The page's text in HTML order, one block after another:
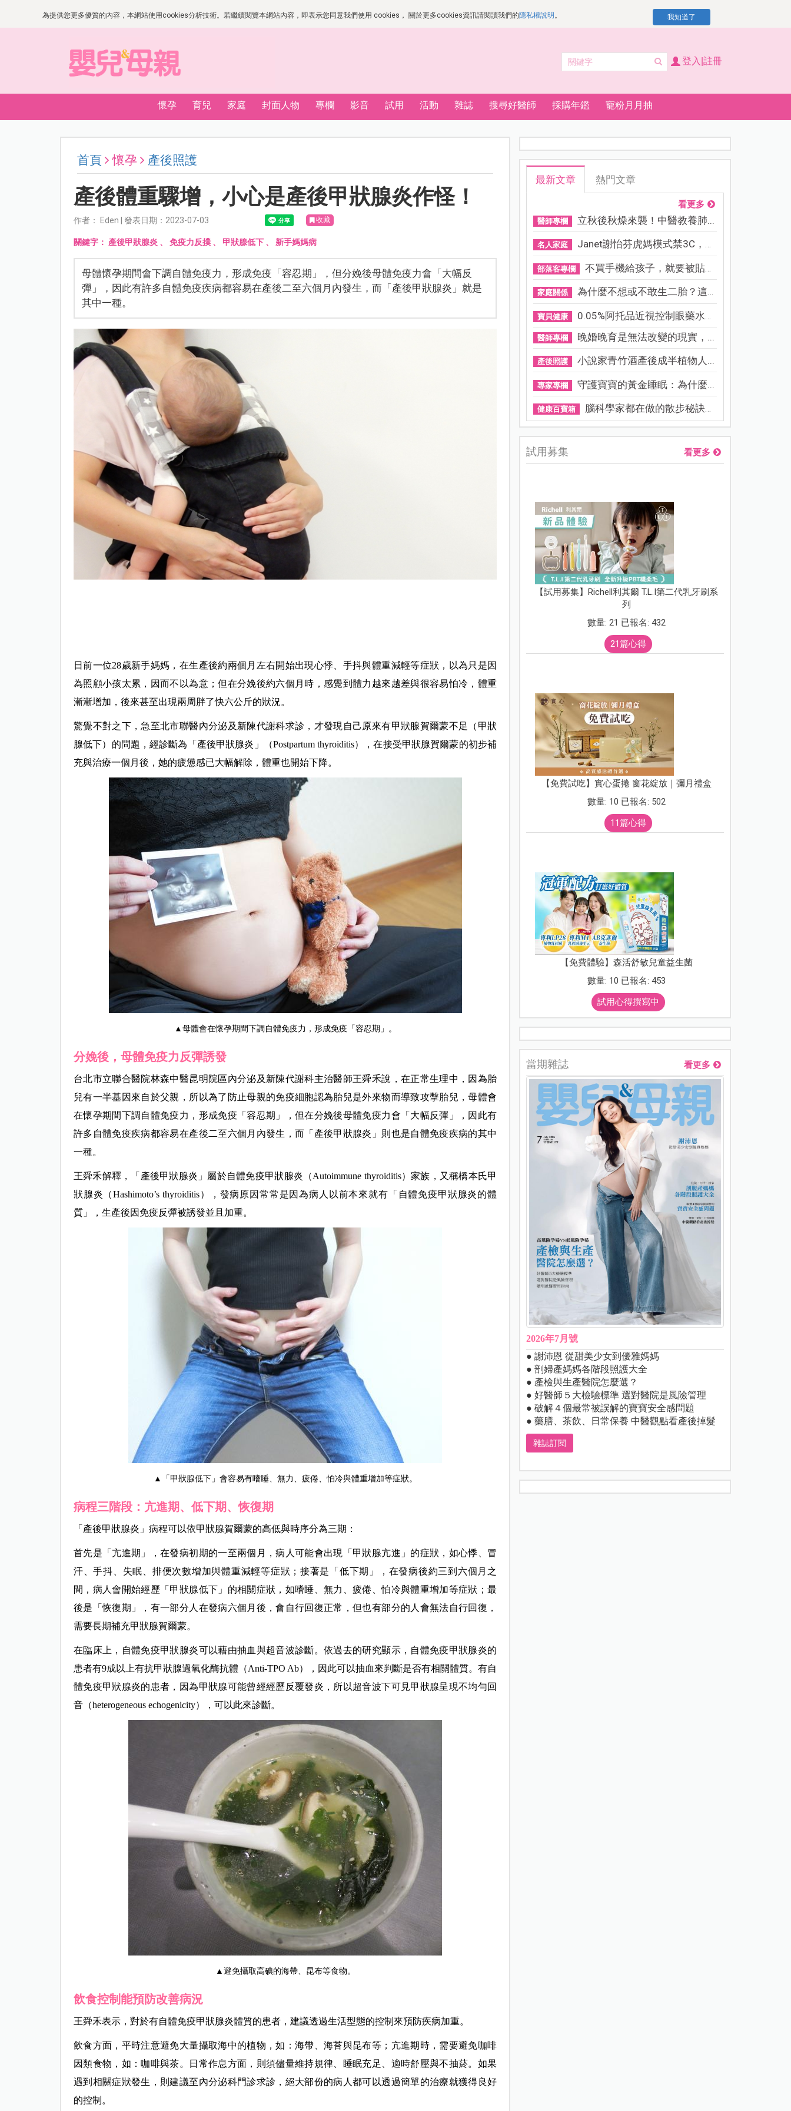
為提供您更多優質的內容，本網站使用cookies分析技術。若繼續閱覽本網站內容，即表示您同意我們使用 cookies， 關於更多cookies資訊請閱讀我們的隱私權說明 。 我知道了
登入|註冊
懷孕 育兒 家庭 封面人物 專欄 影音 試用 活動 雜誌 搜尋好醫師 採購年鑑 寵粉月月抽
首頁 懷孕 產後照護
產後體重驟增，小心是產後甲狀腺炎作怪！
作者： Eden | 發表日期：2023-07-03 收藏
關鍵字： 產後甲狀腺炎 、 免疫力反撲、 甲狀腺低下、 新手媽媽病
母體懷孕期間會下調自體免疫力，形成免疫「容忍期」，但分娩後母體免疫力會「大幅反
彈」，因此有許多自體免疫疾病都容易在產後二至六個月內發生，而「產後甲狀腺炎」就是
其中一種。
日前一位28歲新手媽媽，在生產後約兩個月左右開始出現心悸、手抖與體重減輕等症狀，以為只是因
為照顧小孩太累，因而不以為意；但在分娩後約六個月時，感覺到體力越來越差與很容易怕冷，體重
漸漸增加，後來甚至出現兩周胖了快六公斤的狀況。
驚覺不對之下，急至北市聯醫內分泌及新陳代謝科求診，才發現自己原來有甲狀腺賀爾蒙不足（甲狀
腺低下）的問題，經診斷為「產後甲狀腺炎」（Postpartum thyroiditis），在接受甲狀腺賀爾蒙的初步補
充與治療一個月後，她的疲憊感已大幅解除，體重也開始下降。
▲母體會在懷孕期間下調自體免疫力，形成免疫「容忍期」。
分娩後，母體免疫力反彈誘發
台北市立聯合醫院林森中醫昆明院區內分泌及新陳代謝科主治醫師王舜禾說，在正常生理中，因為胎
兒有一半基因來自於父親，所以為了防止母親的免疫細胞認為胎兒是外來物而導致攻擊胎兒，母體會
在懷孕期間下調自體免疫力，形成免疫「容忍期」，但在分娩後母體免疫力會「大幅反彈」，因此有
許多自體免疫疾病都容易在產後二至六個月內發生，而「產後甲狀腺炎」則也是自體免疫疾病的其中
一種。
王舜禾解釋，「產後甲狀腺炎」屬於自體免疫甲狀腺炎（Autoimmune thyroiditis）家族，又稱橋本氏甲
狀腺炎（Hashimoto’s thyroiditis），發病原因常常是因為病人以前本來就有「自體免疫甲狀腺炎的體
質」，生產後因免疫反彈被誘發並且加重。
▲「甲狀腺低下」會容易有嗜睡、無力、疲倦、怕冷與體重增加等症狀。
病程三階段：亢進期、低下期、恢復期
「產後甲狀腺炎」病程可以依甲狀腺賀爾蒙的高低與時序分為三期：
首先是「亢進期」，在發病初期的一至兩個月，病人可能會出現「甲狀腺亢進」的症狀，如心悸、冒
汗、手抖、失眠、排便次數增加與體重減輕等症狀；接著是「低下期」，在發病後約三到六個月之
間，病人會開始經歷「甲狀腺低下」的相關症狀，如嗜睡、無力、疲倦、怕冷與體重增加等症狀；最
後是「恢復期」，有一部分人在發病六個月後，會自行回復正常，但也有部分的人會無法自行回復，
需要長期補充甲狀腺賀爾蒙。
在臨床上，自體免疫甲狀腺炎可以藉由抽血與超音波診斷。依過去的研究顯示，自體免疫甲狀腺炎的
患者有9成以上有抗甲狀腺過氧化酶抗體（Anti-TPO Ab），因此可以抽血來判斷是否有相關體質。有自
體免疫甲狀腺炎的患者，因為甲狀腺可能曾經經歷反覆發炎，所以超音波下可見甲狀腺呈現不均勻回
音（heterogeneous echogenicity），可以此來診斷。
▲避免攝取高碘的海帶、昆布等食物。
飲食控制能預防改善病況
王舜禾表示，對於有自體免疫甲狀腺炎體質的患者，建議透過生活型態的控制來預防疾病加重。
飲食方面，平時注意避免大量攝取海中的植物，如：海帶、海苔與昆布等；亢進期時，需要避免咖啡
因類食物，如：咖啡與茶。日常作息方面，則須儘量維持規律、睡眠充足、適時舒壓與不抽菸。如果
遇到相關症狀發生，則建議至內分泌科門診求診，絕大部份的病人都可以透過簡單的治療就獲得良好
的控制。
最新文章 熱門文章
看更多
醫師專欄 立秋後秋燥來襲！中醫教養肺...
名人家庭 Janet謝怡芬虎媽模式禁3C，看...
部落客專欄 不買手機給孩子，就要被貼「...
家庭關係 為什麼不想或不敢生二胎？這8...
寶貝健康 0.05%阿托品近視控制眼藥水納...
醫師專欄 晚婚晚育是無法改變的現實，...
產後照護 小說家青竹酒產後成半植物人...
專家專欄 守護寶寶的黃金睡眠：為什麼...
健康百寶箱 腦科學家都在做的散步秘訣！...
試用募集 看更多
【試用募集】Richell利其爾 T.L.I第二代乳牙刷系
列
數量: 21 已報名: 432
21篇心得
【免費試吃】實心蛋捲 窗花綻放｜彌月禮盒
數量: 10 已報名: 502
11篇心得
【免費體驗】森活舒敏兒童益生菌
數量: 10 已報名: 453
試用心得撰寫中
當期雜誌 看更多
2026年7月號
● 謝沛恩 從甜美少女到優雅媽媽
● 剖婦產媽媽各階段照護大全
● 產檢與生產醫院怎麼選？
● 好醫師５大檢驗標準 選對醫院是風險管理
● 破解４個最常被誤解的寶寶安全感問題
● 藥膳、茶飲、日常保養 中醫觀點看產後掉髮
雜誌訂閱